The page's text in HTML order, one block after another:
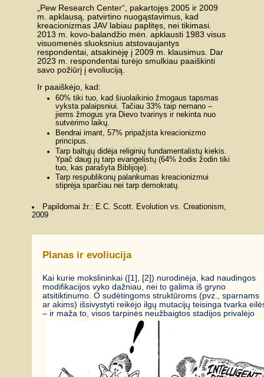
„Pew Research Center“, pakartojęs 2005 ir 2009
m. apklausą, patvirtino nuogąstavimus, kad
kreacionizmas JAV labiau paplitęs, nei tikimasi.
2013 m. kovo-balandžio mėn. apklausti 1983 visus
visuomenės sluoksnius atstovaujantys
respondentai, atsakinėję į 2009 m. klausimus. Dar
2023 m. respondentai turėjo smulkiau paaiškinti
savo požiūrį į evoliuciją.
Ir paaiškėjo, kad:
60% tiki tuo, kad šiuolaikinio žmogaus tapsmas
vyksta palaipsniui. Tačiau 33% taip nemano –
jiems žmogus yra Dievo tvarinys ir nekinta nuo
sutvėrimo laikų.
Bendrai imant, 57% pripažįsta kreacionizmo
principus.
Tarp baltųjų didėja religinių fundamentalistų kiekis.
Ypač daug jų tarp evangelistų (64% žodis žodin tiki
tuo, kas parašyta Biblijoje).
Tarp respublikonų palankumas kreacionizmui
stiprėja sparčiau nei tarp demokratų.
Papildomai žr.: E.C. Scott. Evolution vs. Creationism,
2009
Planas ir evoliucija
Kai kurie mokslininkai ([1], [2]) nurodinėja, kad naudingos
modifikacijos vyko dažniau, nei to galima iš gryno
atsitiktinumo. O sudėtingoms struktūroms (pvz., sparnams
ar akims) išsivystyti reikėjo ilgų mutacijų teisinga tvarka
– ir maža to, visos tarpinės neužbaigtos stadijos privalėjo